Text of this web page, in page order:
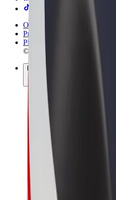
Ogólne Warunki
Prywatność
Pliki cookie
© 2026 Bolt Technology OÜ
Produkty
Przejazdy
Hulajnogi elektryczne
Bolt Market
Bolt Food
Bolt Drive
Bolt for Business
Rowery elektryczne